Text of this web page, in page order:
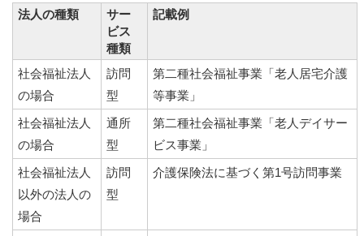
法人の種類
サー
ビス
種類
記載例
社会福祉法人
の場合
訪問
型
第二種社会福祉事業「老人居宅介護
等事業」
社会福祉法人
の場合
通所
型
第二種社会福祉事業「老人デイサー
ビス事業」
社会福祉法人
以外の法人の
場合
訪問
型
介護保険法に基づく第1号訪問事業